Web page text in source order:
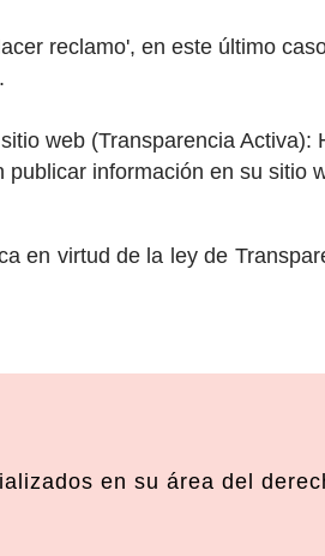
reclamo', en este último
web (Transparencia Activa):
información en su sitio
en virtud de la ley de
en su área del